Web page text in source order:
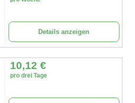
Details anzeigen
10,12 €
pro drei Tage